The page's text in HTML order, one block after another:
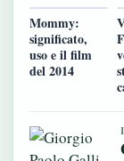
Mommy:
significato,
uso e il film
del 2014